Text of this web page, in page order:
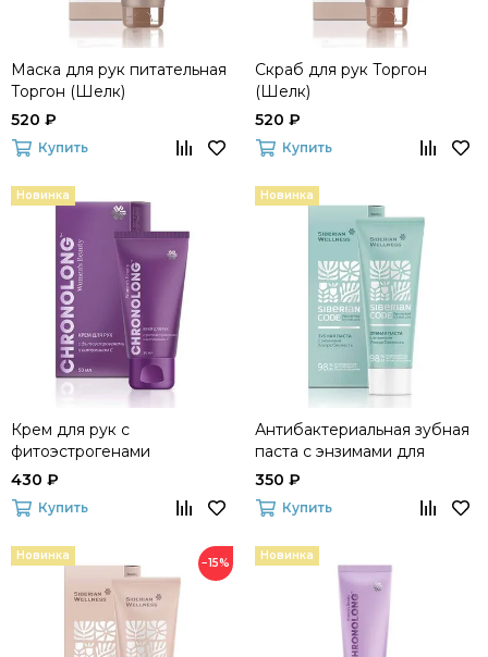
Маска для рук питательная
Торгон (Шелк)
520 ₽
Купить
Скраб для рук Торгон
(Шелк)
520 ₽
Купить
Новинка
Крем для рук с
фитоэстрогенами
CHRONOLONG Women's
Beauty
430 ₽
Купить
Новинка
Антибактериальная зубная
паста с энзимами для
комплексного ухода и
защиты от кариеса Siberian
Code
350 ₽
Купить
Новинка
−15%
Новинка